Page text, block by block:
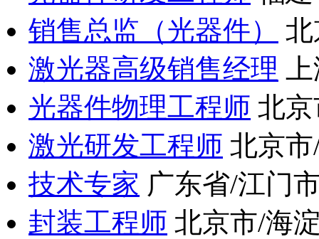
销售总监（光器件）
激光器高级销售经理
光器件物理工程师 北
激光研发工程师 北京
技术专家 广东省/江门
封装工程师 北京市/海